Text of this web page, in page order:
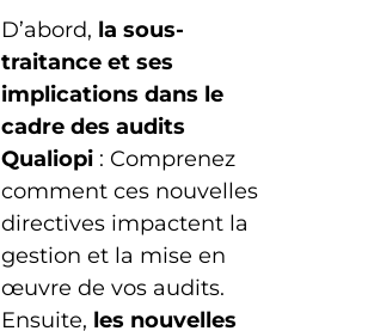
D’abord, la sous-
traitance et ses
implications dans le
cadre des audits
Qualiopi : Comprenez
comment ces nouvelles
directives impactent la
gestion et la mise en
œuvre de vos audits.
Ensuite, les nouvelles